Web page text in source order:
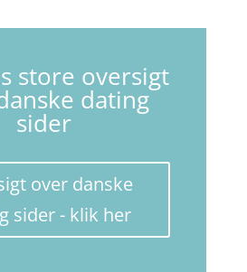
store oversigt
dating
sider
over danske
sider - klik her